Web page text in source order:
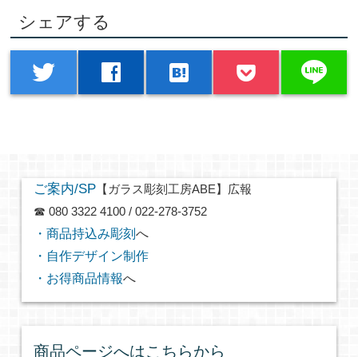
シェアする
twitter facebook hatenabookmark line
ご案内/SP【ガラス彫刻工房ABE】広報
☎ 080 3322 4100 / 022-278-3752
・商品持込み彫刻 へ
・自作デザイン制作
・お得商品情報へ
商品ページへはこちらから